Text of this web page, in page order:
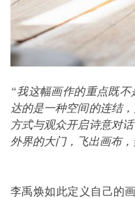
“我这幅画作的重点既
达的是一种空间的连结
方式与观众开启诗意对
外界的大门，飞出画布
李禹焕如此定义自己的